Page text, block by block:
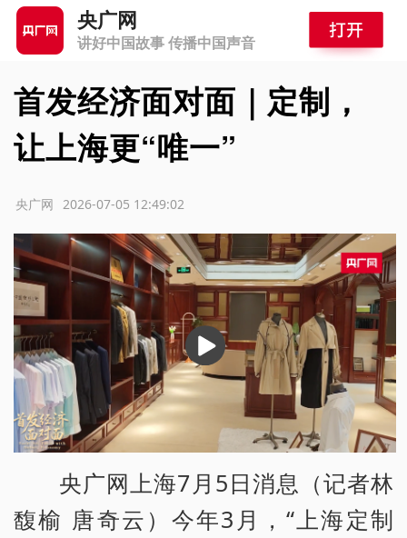
央广网
讲好中国故事 传播中国声音
首发经济面对面｜定制，
让上海更“唯一”
2026-07-05 12:49:02
央广网
播
放
央广网上海7月5日消息（记者林
馥榆 唐奇云）今年3月，“上海定制